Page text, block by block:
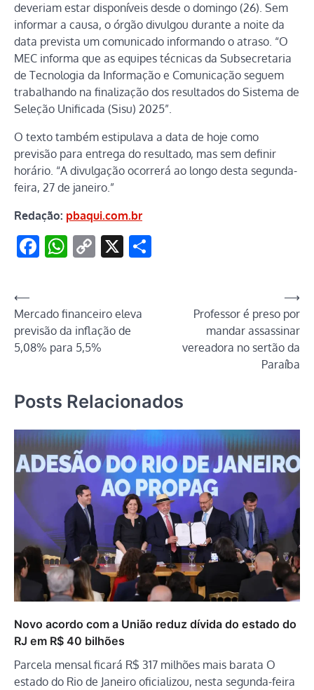
deveriam estar disponíveis desde o domingo (26). Sem
informar a causa, o órgão divulgou durante a noite da
data prevista um comunicado informando o atraso. “O
MEC informa que as equipes técnicas da Subsecretaria
de Tecnologia da Informação e Comunicação seguem
trabalhando na finalização dos resultados do Sistema de
Seleção Unificada (Sisu) 2025”.
O texto também estipulava a data de hoje como
previsão para entrega do resultado, mas sem definir
horário. “A divulgação ocorrerá ao longo desta segunda-
feira, 27 de janeiro.”
Redação: pbaqui.com.br
Facebook
WhatsApp
Copy
X
Navegação
de
Post
⟵
Mercado financeiro eleva
previsão da inflação de
5,08% para 5,5%
Professor é preso por
mandar assassinar
vereadora no sertão da
Paraíba
⟶
Posts Relacionados
Novo acordo com a União reduz dívida do estado do
RJ em R$ 40 bilhões
Parcela mensal ficará R$ 317 milhões mais barata O
estado do Rio de Janeiro oficializou, nesta segunda-feira